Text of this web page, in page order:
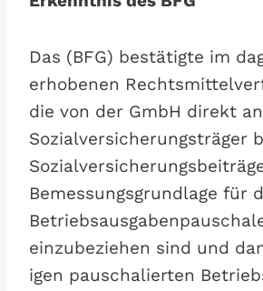
Das (BFG) bestätigte im
erhobenen
die von der GmbH direkt
Sozialversicherungsträger
Bemessungsgrundlage für
einzubeziehen sind und
igen pauschalierten